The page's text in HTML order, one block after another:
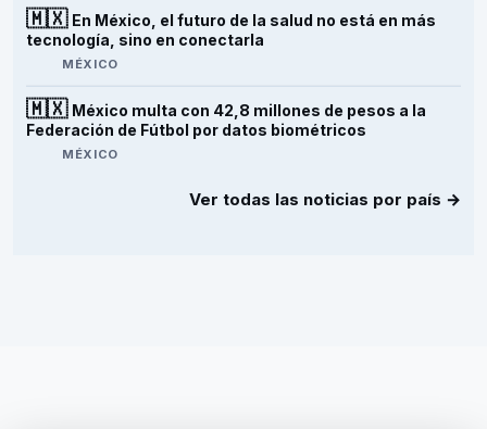
🇲🇽 En México, el futuro de la salud no está en más
tecnología, sino en conectarla
MÉXICO
🇲🇽 México multa con 42,8 millones de pesos a la
Federación de Fútbol por datos biométricos
MÉXICO
Ver todas las noticias por país →